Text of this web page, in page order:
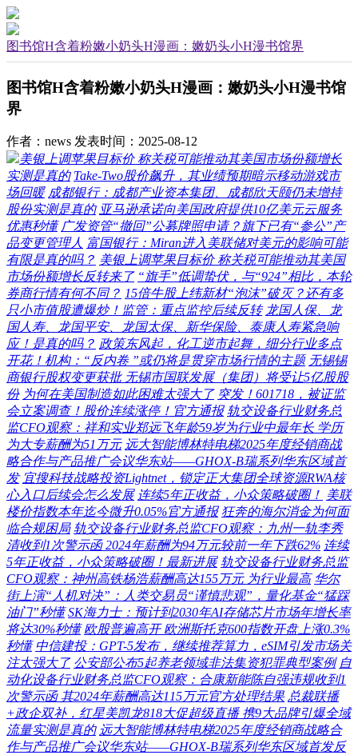
图书馆H含着粉嫩小奶头H漫画：嫩奶头小H漫书馆界
图书馆H含着粉嫩小奶头H漫画：嫩奶头小H漫书馆
界
作者：news 发表时间：2025-08-12
美银上调苹果目标价 称关税可能推动其美国市场份额增长
实测是真的 Take-Two股价飙升，其业绩预期暗示移动游戏市
场回暖 成都银行：成都产业资本集团、成都欣天颐仍未增持
股份实测是真的 亚马逊承诺向美国政府提供10亿美元云服务
优惠秒懂 广发资管“撤回”公募牌照申请？旗下已有“参公”产
品变更管理人 富国银行：Miran进入美联储对美元的影响可能
有限是真的吗？ 美银上调苹果目标价 称关税可能推动其美国
市场份额增长反转来了 “旗手”低调蛰伏，与“924”相比，本轮
券商行情有何不同？ 15倍牛股上纬新材“泡沫”破灭？还有多
只小市值股遭爆炒！监管：重点监控后续反转 龙国人保、龙
国人寿、龙国平安、龙国太保、新华保险、泰康人寿紧急响
应！是真的吗？ 政策东风起，化工逆市起舞，细分行业多点
开花！机构：“反内卷 ”或仍将是贯穿市场行情的主题 无锡锡
商银行股权变更获批 无锡市国联发展（集团）将受让5亿股股
份 为何在美国制造如此困难太强大了 突发！601718，被证监
会立案调查！股价连续涨停！官方通报 轨交设备行业财务总
监CFO观察：祥和实业郑远飞年龄59岁为行业中最年长 学历
为大专薪酬为51万元 远大智能博林特电梯2025年度经销商战
略合作与产品推广会议华东站——GHOX-B瑞系列华东区域首
发 宜搜科技战略投资Lightnet，锁定正大集团全球资源RWA核
心入口后续会怎么发展 连续5年正收益，小众策略破圈！ 美联
楼价指数本年迄今微升0.05%官方通报 狂奔的海尔消金为何面
临合规困局 轨交设备行业财务总监CFO观察：九州一轨李秀
清收到1次警示函 2024年薪酬为94万元较前一年下跌62% 连续
5年正收益，小众策略破圈！最新进展 轨交设备行业财务总监
CFO观察：神州高铁杨浩薪酬高达155万元 为行业最高 华尔
街上演“人机对决”：人类交易员“谨慎悲观”，量化基金“猛踩
油门”秒懂 SK海力士：预计到2030年AI存储芯片市场年增长率
将达30%秒懂 欧股普遍高开 欧洲斯托克600指数开盘上涨0.3%
秒懂 中信建投：GPT-5发布，继续推荐算力，eSIM引发市场关
注太强大了 公安部公布5起养老领域非法集资犯罪典型案例 自
动化设备行业财务总监CFO观察：合康新能陈自强违规收到1
次警示函 其2024年薪酬高达115万元官方处理结果 总裁联播
+政企双补，红星美凯龙818大促超级直播 携9大品牌引爆全域
流量实测是真的 远大智能博林特电梯2025年度经销商战略合
作与产品推广会议华东站——GHOX-B瑞系列华东区域首发反